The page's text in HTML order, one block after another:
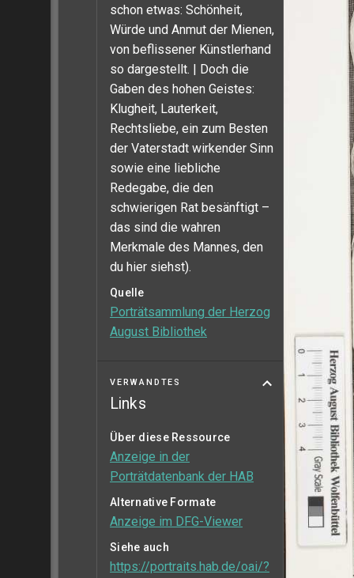
schon etwas: Schönheit,
Würde und Anmut der Mienen,
von beflissener Künstlerhand
so dargestellt. | Doch die
Gaben des hohen Geistes:
Klugheit, Lauterkeit,
Rechtsliebe, ein zum Besten
der Vaterstadt wirkender Sinn
sowie eine liebliche
Redegabe, die den
schwierigen Rat besänftigt –
das sind die wahren
Merkmale des Mannes, den
du hier siehst).
Quelle
Porträtsammlung der Herzog
August Bibliothek
VERWANDTES
Links
Über diese Ressource
Anzeige in der
Porträtdatenbank der HAB
Alternative Formate
Anzeige im DFG-Viewer
Siehe auch
https://portraits.hab.de/oai/?